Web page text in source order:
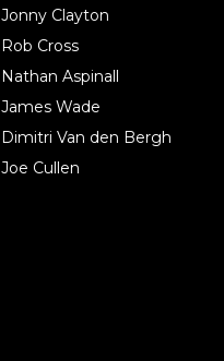
Jonny Clayton
Rob Cross
Nathan Aspinall
James Wade
Dimitri Van den Bergh
Joe Cullen